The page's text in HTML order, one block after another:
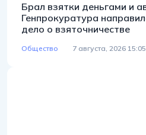
Брал взятки деньгами и
Генпрокуратура
дело о взяточничестве
Общество 7 августа, 2026 15:05